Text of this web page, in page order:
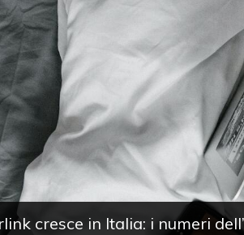
cresce in Italia: i numeri